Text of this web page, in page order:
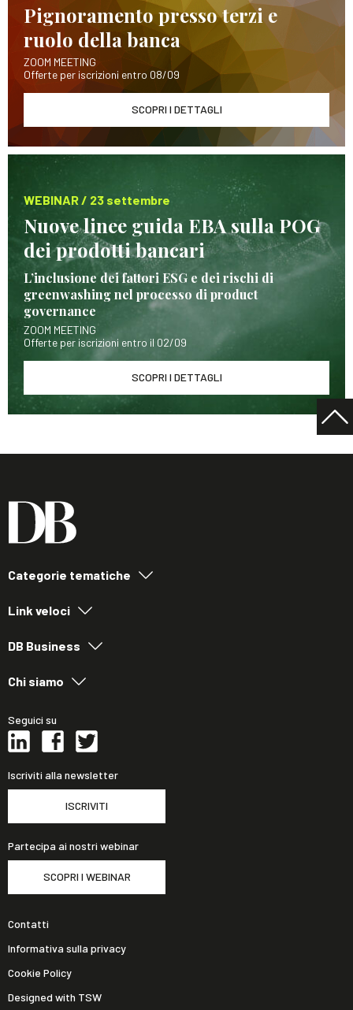
Pignoramento presso terzi e
ruolo della banca
ZOOM MEETING
Offerte per iscrizioni entro 08/09
SCOPRI I DETTAGLI
WEBINAR / 23 settembre
Nuove linee guida EBA sulla POG
dei prodotti bancari
L’inclusione dei fattori ESG e dei rischi di
greenwashing nel processo di product
governance
ZOOM MEETING
Offerte per iscrizioni entro il 02/09
SCOPRI I DETTAGLI
Categorie tematiche
Link veloci
DB Business
Chi siamo
Seguici su
Iscriviti alla newsletter
ISCRIVITI
Partecipa ai nostri webinar
SCOPRI I WEBINAR
Contatti
Informativa sulla privacy
Cookie Policy
Designed with TSW